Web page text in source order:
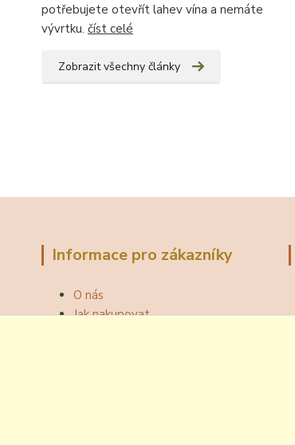
potřebujete otevřít lahev vína a nemáte
vývrtku. číst celé
Zobrazit všechny články
Informace pro zákazníky
O nás
Jak nakupovat